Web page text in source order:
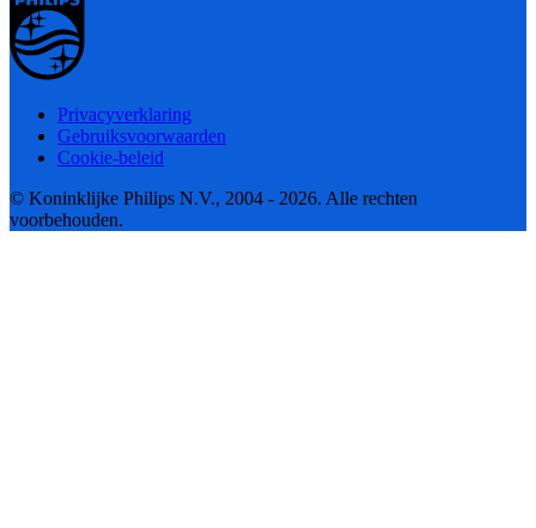
Privacyverklaring
Gebruiksvoorwaarden
Cookie-beleid
© Koninklijke Philips N.V., 2004 - 2026. Alle rechten
voorbehouden.